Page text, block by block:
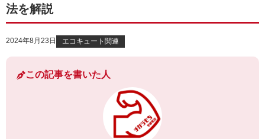
法を解説
2024年8月23日 エコキュート関連
この記事を書いた人